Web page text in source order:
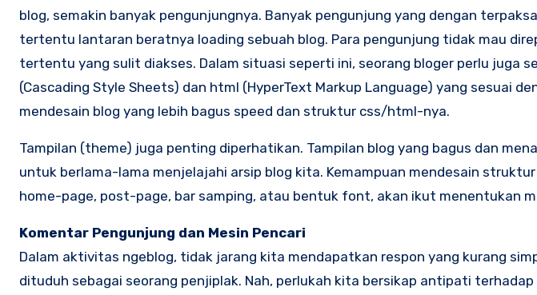
blog, semakin banyak pengunjungnya. Banyak pengunjung yang dengan
tertentu lantaran beratnya loading sebuah blog. Para pengunjung tidak mau
tertentu yang sulit diakses. Dalam situasi seperti ini, seorang bloger perlu juga
(Cascading Style Sheets) dan html (HyperText Markup Language) yang sesuai
mendesain blog yang lebih bagus speed dan struktur css/html-nya.
Tampilan (theme) juga penting diperhatikan. Tampilan blog yang bagus dan
untuk berlama-lama menjelajahi arsip blog kita. Kemampuan mendesain
home-page, post-page, bar samping, atau bentuk font, akan ikut menentukan
Komentar Pengunjung dan Mesin Pencari
Dalam aktivitas ngeblog, tidak jarang kita mendapatkan respon yang kurang
dituduh sebagai seorang penjiplak. Nah, perlukah kita bersikap antipati